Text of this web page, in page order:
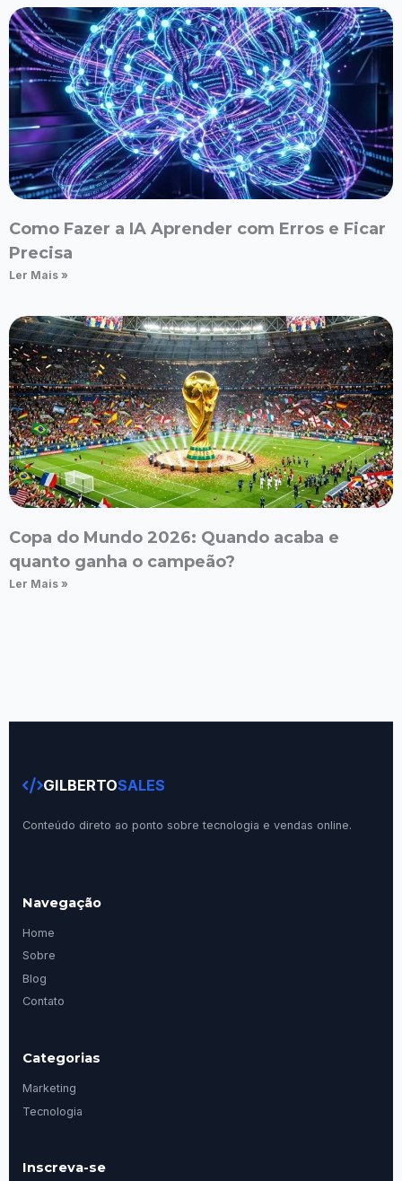
Como Fazer a IA Aprender com Erros e Ficar
Precisa
Ler Mais »
Copa do Mundo 2026: Quando acaba e
quanto ganha o campeão?
Ler Mais »
GILBERTOSALES
Conteúdo direto ao ponto sobre tecnologia e vendas online.
Navegação
Home
Sobre
Blog
Contato
Categorias
Marketing
Tecnologia
Inscreva-se